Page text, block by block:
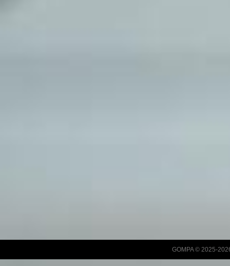
GOMPA © 2025-